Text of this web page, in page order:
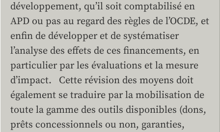
développement, qu’il soit comptabilisé en
APD ou pas au regard des règles de l’OCDE, et
enfin de développer et de systématiser
l’analyse des effets de ces financements, en
particulier par les évaluations et la mesure
d’impact. Cette révision des moyens doit
également se traduire par la mobilisation de
toute la gamme des outils disponibles (dons,
prêts concessionnels ou non, garanties,